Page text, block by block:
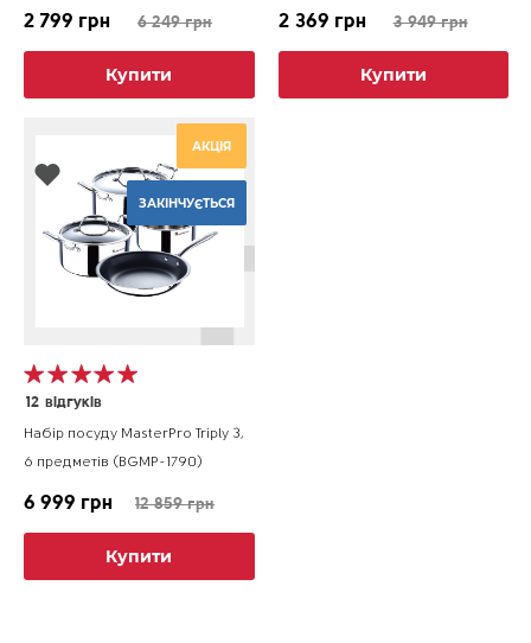
2 799 грн 6 249 грн
Купити
2 369 грн 3 949 грн
Купити
АКЦІЯ
ЗАКІНЧУЄТЬСЯ
12 відгуків
Набір посуду MasterPro Triply 3,
6 предметів (BGMP-1790)
6 999 грн 12 859 грн
Купити